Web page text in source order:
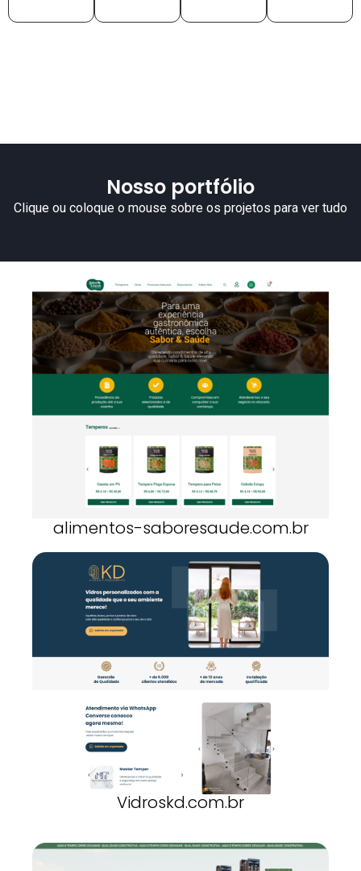
Nosso portfólio
Clique ou coloque o mouse sobre os projetos para ver tudo
alimentos-saboresaude.com.br
Vidroskd.com.br